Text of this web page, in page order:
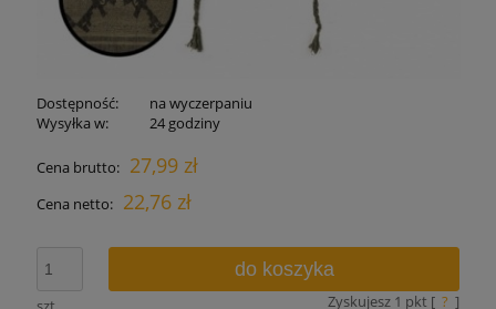
Dostępność:
na wyczerpaniu
Wysyłka w:
24 godziny
Cena brutto: 27,99 zł
Cena netto: 22,76 zł
do koszyka
Zyskujesz 1 pkt [ ? ]